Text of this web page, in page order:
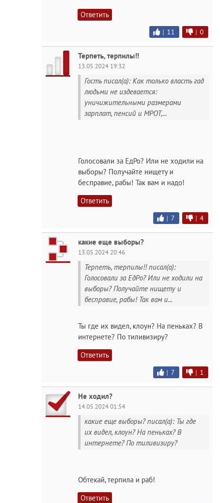
Ответить
| 11 | 0
Терпеть, терпилы!!
13.05.2024 19:32
Гость писал(а): Как только власть гад
людьми не издевается:
уничижительными размерами
зарплат, пенсий и МРОТ,...
Голосовали за ЕдРо? Или не ходили на
выборы? Получайте нищету и
бесправие, рабы! Так вам и надо!
Ответить
| 7 | 4
какие еще выборы?
13.05.2024 20:46
Терпеть, терпилы!! писал(а):
Голосовали за ЕдРо? Или не ходили на
выборы? Получайте нищету и
бесправие, рабы! Так вам и...
Ты где их видел, клоун? На пеньках? В
интернете? По тиливизиру?
Ответить
| 7 | 1
Не ходил?
14.05.2024 01:54
какие еще выборы? писал(а): Ты где
их видел, клоун? На пеньках? В
интернете? По тиливизиру?
Обтекай, терпила и раб!
Ответить